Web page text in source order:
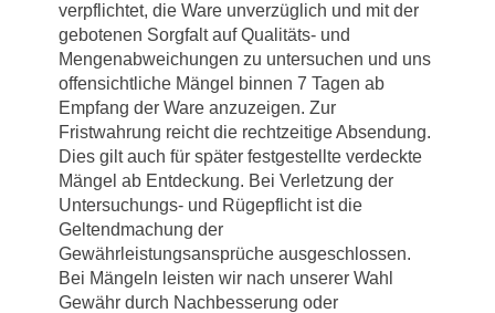
verpflichtet, die Ware unverzüglich und mit der
gebotenen Sorgfalt auf Qualitäts- und
Mengenabweichungen zu untersuchen und uns
offensichtliche Mängel binnen 7 Tagen ab
Empfang der Ware anzuzeigen. Zur
Fristwahrung reicht die rechtzeitige Absendung.
Dies gilt auch für später festgestellte verdeckte
Mängel ab Entdeckung. Bei Verletzung der
Untersuchungs- und Rügepflicht ist die
Geltendmachung der
Gewährleistungsansprüche ausgeschlossen.
Bei Mängeln leisten wir nach unserer Wahl
Gewähr durch Nachbesserung oder